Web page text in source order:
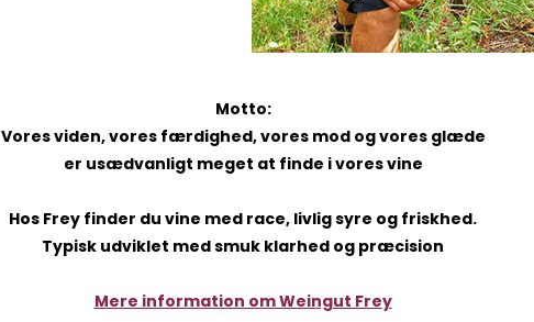
Motto:
Vores viden, vores færdighed, vores mod og vores glæde
er usædvanligt meget at finde i vores vine
Hos Frey finder du vine med race, livlig syre og friskhed.
Typisk udviklet med smuk klarhed og præcision
Mere information om Weingut Frey